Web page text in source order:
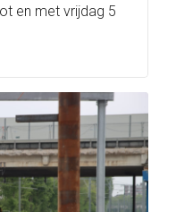
en met vrijdag 5